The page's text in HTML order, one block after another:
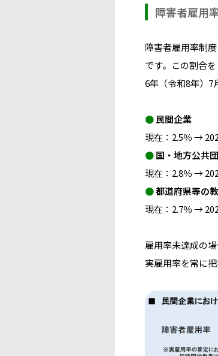
障害者雇用
障害者雇用率制
です。この割合
6年（令和8年）7
● 民間企業
現在：2.5％ →
●国・地方公共
現在：2.8％ →
●都道府県等の
現在：2.7％ →
雇用率未達成の
実雇用率を常に